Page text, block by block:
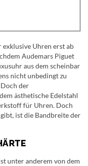
Uhren erst ab
Audemars Piguet
aus dem scheinbar
nicht unbedingt zu
der
ästhetische Edelstahl
für Uhren. Doch
ist die Bandbreite der
unter anderem von dem